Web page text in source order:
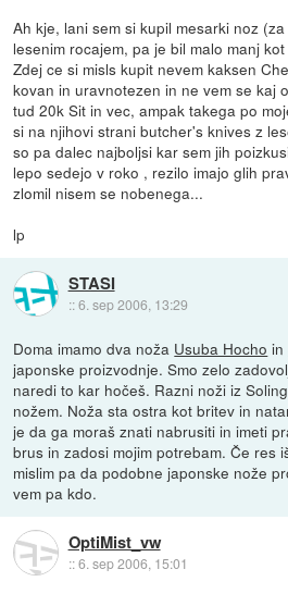
Ah kje, lani sem si kupil mesarki noz
lesenim rocajem, pa je bil malo manj
Zdej ce si misls kupit nevem kaksen
kovan in uravnotezen in ne vem se kaj
tud 20k Sit in vec, ampak takega po
si na njihovi strani butcher's knives z
so pa dalec najboljsi kar sem jih
lepo sedejo v roko , rezilo imajo glih
zlomil nisem se nobenega...
lp
STASI
::6. sep 2006, 13:29
Doma imamo dva noža Usuba Hocho in
japonske proizvodnje. Smo zelo
naredi to kar hočeš. Razni noži iz
nožem. Noža sta ostra kot britev in
je da ga moraš znati nabrusiti in imeti
brus in zadosi mojim potrebam. Če res
mislim pa da podobne japonske nože
vem pa kdo.
OptiMist_vw
::6. sep 2006, 15:01